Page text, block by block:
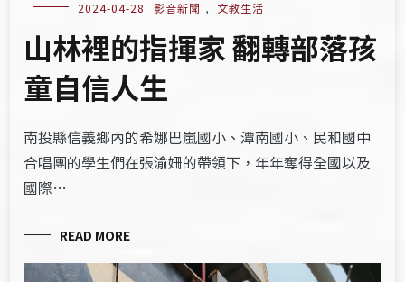
2024-04-28 影音新聞 , 文教生活
山林裡的指揮家 翻轉部落孩
童自信人生
南投縣信義鄉內的希娜巴嵐國小、潭南國小、民和國中
合唱團的學生們在張渝姍的帶領下，年年奪得全國以及
國際…
READ MORE